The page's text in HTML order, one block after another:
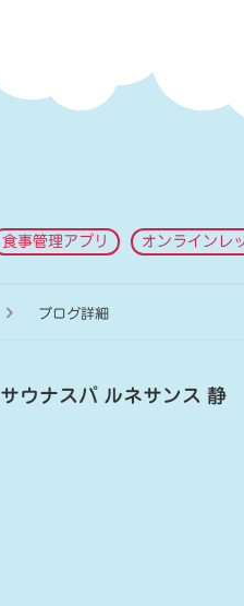
食事管理アプリ オンラインレ
ブログ詳細
サウナスパ ルネサンス 静